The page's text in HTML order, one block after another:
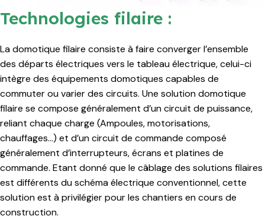
Technologies filaire :
La domotique filaire consiste à faire converger l’ensemble
des départs électriques vers le tableau électrique, celui-ci
intègre des équipements domotiques capables de
commuter ou varier des circuits. Une solution domotique
filaire se compose généralement d’un circuit de puissance,
reliant chaque charge (Ampoules, motorisations,
chauffages…) et d’un circuit de commande composé
généralement d’interrupteurs, écrans et platines de
commande. Etant donné que le câblage des solutions filaires
est différents du schéma électrique conventionnel, cette
solution est à privilégier pour les chantiers en cours de
construction.